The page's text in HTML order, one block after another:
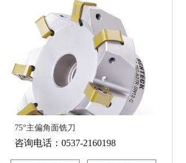
75°主偏角面铣刀
咨询电话：0537-2160198